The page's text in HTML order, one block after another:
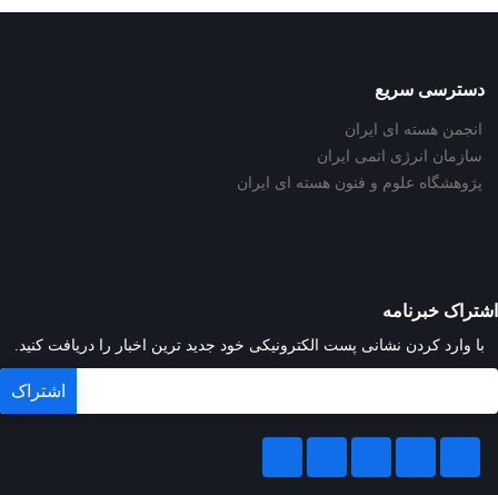
دسترسی سریع
انجمن هسته ای ایران
سازمان انرژی اتمی ایران
پژوهشگاه علوم و فنون هسته ای ایران
اشتراک خبرنامه
با وارد کردن نشانی پست الکترونیکی خود جدید ترین اخبار را دریافت کنید.